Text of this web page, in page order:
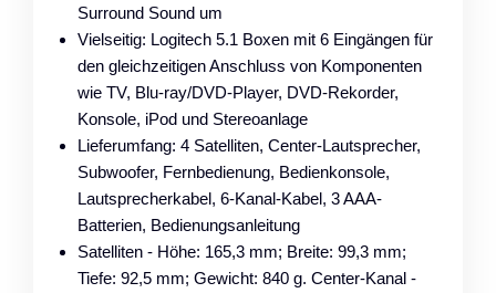
Surround Sound um
Vielseitig: Logitech 5.1 Boxen mit 6 Eingängen für
den gleichzeitigen Anschluss von Komponenten
wie TV, Blu-ray/DVD-Player, DVD-Rekorder,
Konsole, iPod und Stereoanlage
Lieferumfang: 4 Satelliten, Center-Lautsprecher,
Subwoofer, Fernbedienung, Bedienkonsole,
Lautsprecherkabel, 6-Kanal-Kabel, 3 AAA-
Batterien, Bedienungsanleitung
Satelliten - Höhe: 165,3 mm; Breite: 99,3 mm;
Tiefe: 92,5 mm; Gewicht: 840 g. Center-Kanal -